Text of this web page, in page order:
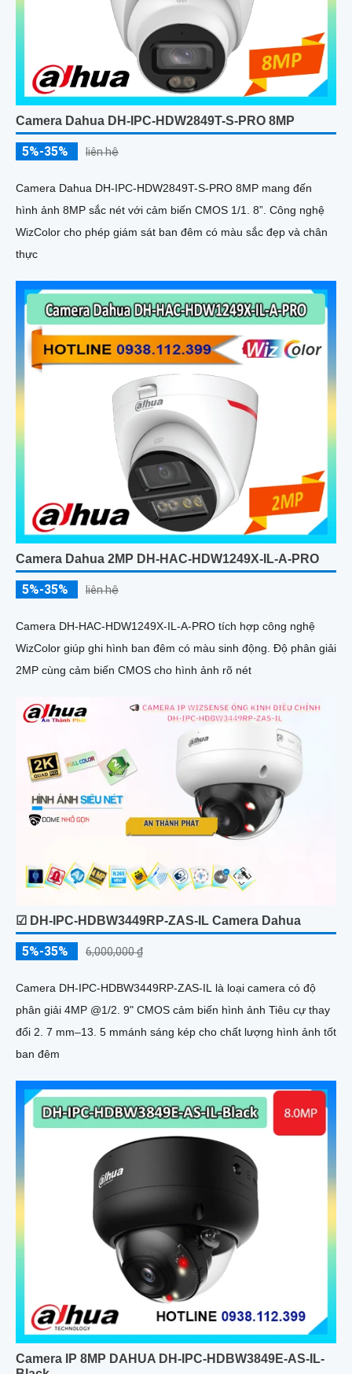
Camera Dahua DH-IPC-HDW2849T-S-PRO 8MP
5%-35% liên hệ
Camera Dahua DH-IPC-HDW2849T-S-PRO 8MP mang đến
hình ảnh 8MP sắc nét với cảm biến CMOS 1/1. 8”. Công nghệ
WizColor cho phép giám sát ban đêm có màu sắc đẹp và chân
thực
Camera Dahua 2MP DH-HAC-HDW1249X-IL-A-PRO
5%-35% liên hệ
Camera DH-HAC-HDW1249X-IL-A-PRO tích hợp công nghệ
WizColor giúp ghi hình ban đêm có màu sinh động. Độ phân giải
2MP cùng cảm biến CMOS cho hình ảnh rõ nét
☑ DH-IPC-HDBW3449RP-ZAS-IL Camera Dahua
5%-35% 6,000,000 ₫
Camera DH-IPC-HDBW3449RP-ZAS-IL là loại camera có độ
phân giải 4MP @1/2. 9" CMOS cảm biến hình ảnh Tiêu cự thay
đổi 2. 7 mm–13. 5 mmánh sáng kép cho chất lượng hình ảnh tốt
ban đêm
Camera IP 8MP DAHUA DH-IPC-HDBW3849E-AS-IL-